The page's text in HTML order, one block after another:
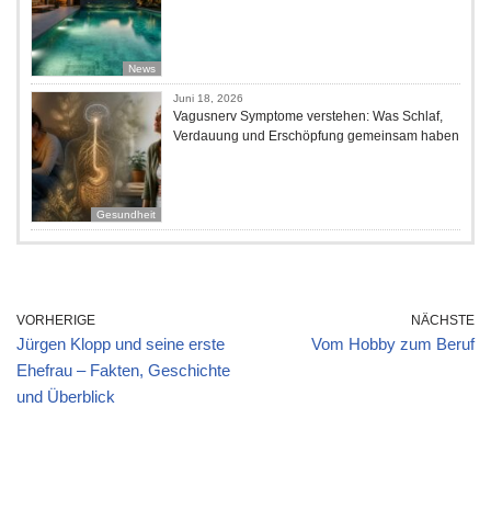
News
Gesundheit
Juni 18, 2026
Vagusnerv Symptome verstehen: Was Schlaf,
Verdauung und Erschöpfung gemeinsam haben
VORHERIGE
Jürgen Klopp und seine erste
Ehefrau – Fakten, Geschichte
und Überblick
NÄCHSTE
Vom Hobby zum Beruf